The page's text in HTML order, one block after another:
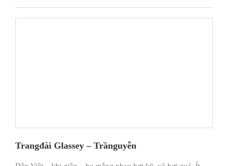
Trangđài Glassey – Trầnguyễn